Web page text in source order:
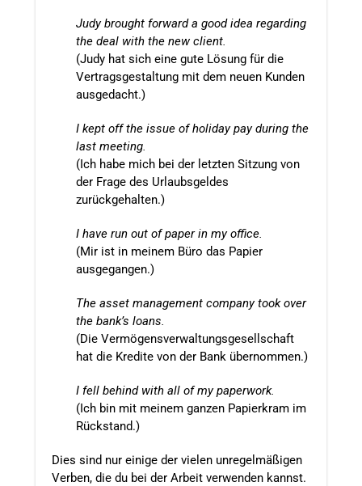
Judy brought forward a good idea regarding
the deal with the new client.
(Judy hat sich eine gute Lösung für die
Vertragsgestaltung mit dem neuen Kunden
ausgedacht.)
I kept off the issue of holiday pay during the
last meeting.
(Ich habe mich bei der letzten Sitzung von
der Frage des Urlaubsgeldes
zurückgehalten.)
I have run out of paper in my office.
(Mir ist in meinem Büro das Papier
ausgegangen.)
The asset management company took over
the bank’s loans.
(Die Vermögensverwaltungsgesellschaft
hat die Kredite von der Bank übernommen.)
I fell behind with all of my paperwork.
(Ich bin mit meinem ganzen Papierkram im
Rückstand.)
Dies sind nur einige der vielen unregelmäßigen
Verben, die du bei der Arbeit verwenden kannst.